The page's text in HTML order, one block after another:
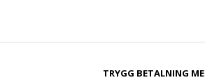
TRYGG BETALNING